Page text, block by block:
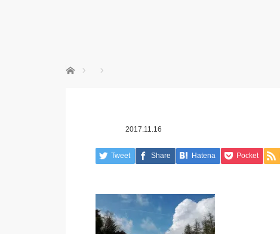
ホーム
2017.11.16
Tweet Share Hatena Pocket